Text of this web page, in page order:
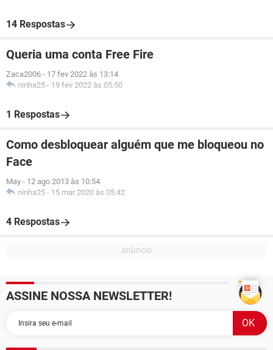
14 Respostas
Queria uma conta Free Fire
Zaca2006 - 17 fev 2022 às 13:14
ninha25 - 19 fev 2022 às 05:50
1 Respostas
Como desbloquear alguém que me bloqueou no
Face
May - 12 ago 2013 às 10:54
ninha25 - 15 mar 2020 às 05:42
4 Respostas
ASSINE NOSSA NEWSLETTER!